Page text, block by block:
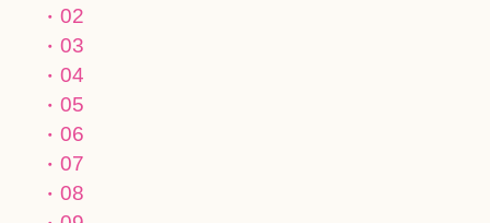
02
03
04
05
06
07
08